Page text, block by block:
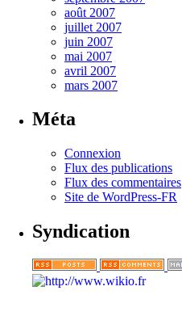
août 2007
juillet 2007
juin 2007
mai 2007
avril 2007
mars 2007
Méta
Connexion
Flux des publications
Flux des commentaires
Site de WordPress-FR
Syndication